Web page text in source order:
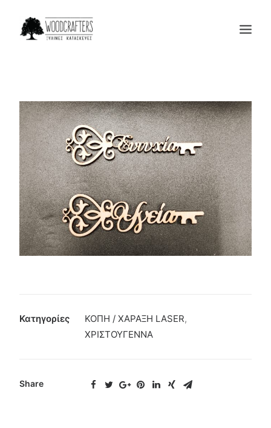
ΠΡΟΙΟΝΤΑ
ΜΑΣ ΕΜΠΙΣΤΕΥΟΝΤΑΙ
BLOG
ΕΠΙΚΟΙΝΩΝΙΑ
SEARCH
CART
Κατηγορίες ΚΟΠΗ / ΧΑΡΑΞΗ LASER,
ΧΡΙΣΤΟΥΓΕΝΝΑ
Share